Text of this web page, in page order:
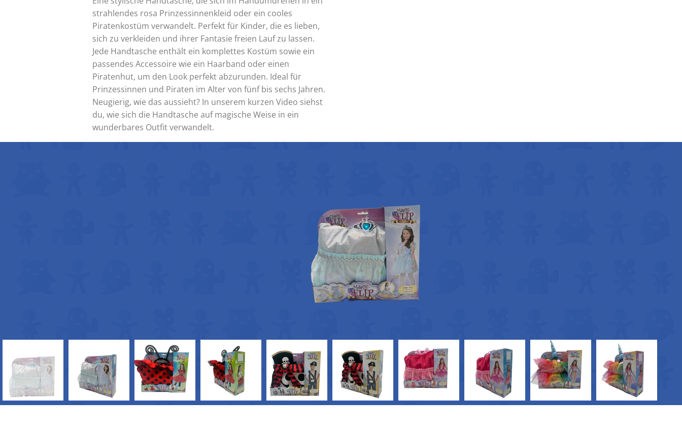
strahlendes rosa Prinzessinnenkleid oder ein cooles
Piratenkostüm verwandelt. Perfekt für Kinder, die es lieben,
sich zu verkleiden und ihrer Fantasie freien Lauf zu lassen.
Jede Handtasche enthält ein komplettes Kostüm sowie ein
passendes Accessoire wie ein Haarband oder einen
Piratenhut, um den Look perfekt abzurunden. Ideal für
Prinzessinnen und Piraten im Alter von fünf bis sechs Jahren.
Neugierig, wie das aussieht? In unserem kurzen Video siehst
du, wie sich die Handtasche auf magische Weise in ein
wunderbares Outfit verwandelt.